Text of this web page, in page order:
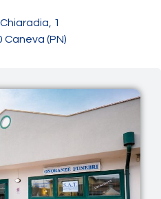
1
Caneva (PN)